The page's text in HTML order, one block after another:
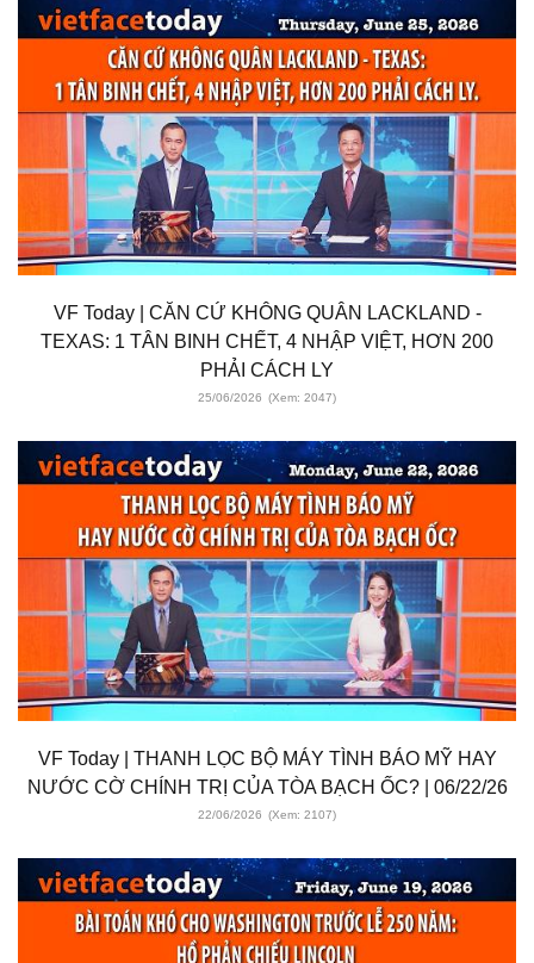
VF Today | CĂN CỨ KHÔNG QUÂN LACKLAND -
TEXAS: 1 TÂN BINH CHẾT, 4 NHẬP VIỆT, HƠN 200
PHẢI CÁCH LY
25/06/2026 (Xem: 2047)
VF Today | THANH LỌC BỘ MÁY TÌNH BÁO MỸ HAY
NƯỚC CỜ CHÍNH TRỊ CỦA TÒA BẠCH ỐC? | 06/22/26
22/06/2026 (Xem: 2107)